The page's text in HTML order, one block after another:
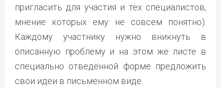
пригласить для участия и тех специалистов,
мнение которых ему не совсем понятно).
Каждому участнику нужно вникнуть в
описанную проблему и на этом же листе в
специально отведённой форме предложить
свои идеи в письменном виде.